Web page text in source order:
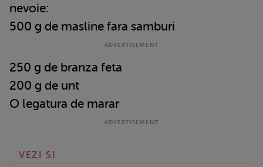
nevoie:
500 g de masline fara samburi
250 g de branza feta
200 g de unt
O legatura de marar
VEZI SI